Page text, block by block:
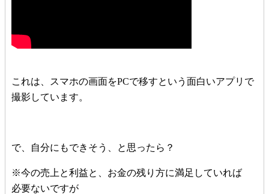
これは、スマホの画面をPCで移すという面白いアプリで
撮影しています。
で、自分にもできそう、と思ったら？
※今の売上と利益と、お金の残り方に満足していれば
必要ないですが